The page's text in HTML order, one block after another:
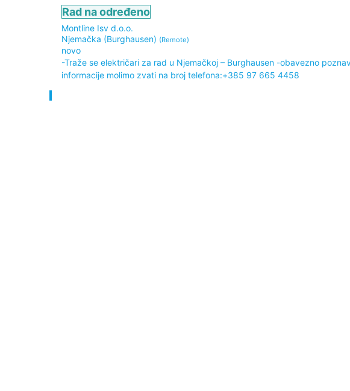
Rad na određeno
Montline Isv d.o.o.
Njemačka (Burghausen) (Remote)
novo
-Traže se električari za rad u Njemačkoj – Burghausen -obavezno
informacije molimo zvati na broj telefona:+385 97 665 4458